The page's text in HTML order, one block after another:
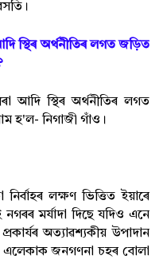
স্থিৰ অৰ্থনীতিৰ লগত জড়িত
আদি স্থিৰ অৰ্থনীতিৰ লগত
হ'ল- নিগাজী গাঁও।
লক্ষণ ভিত্তিত ইয়াৰে
মৰ্যাদা দিছে যদিও এনে
অত্যাৱশ্যকীয় উপাদান
এলেকাক জনগণনা চহৰ বোলা